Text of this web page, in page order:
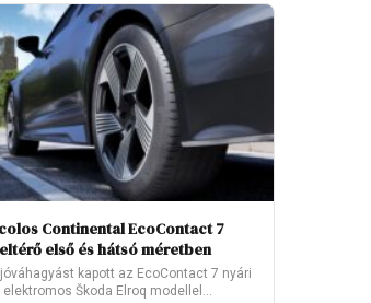
Continental EcoContact 7
első és hátsó méretben
kapott az EcoContact 7 nyári
Škoda Elroq modellel…